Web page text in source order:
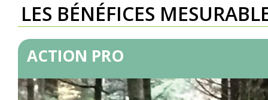
LES BÉNÉFICES
ACTION PRO